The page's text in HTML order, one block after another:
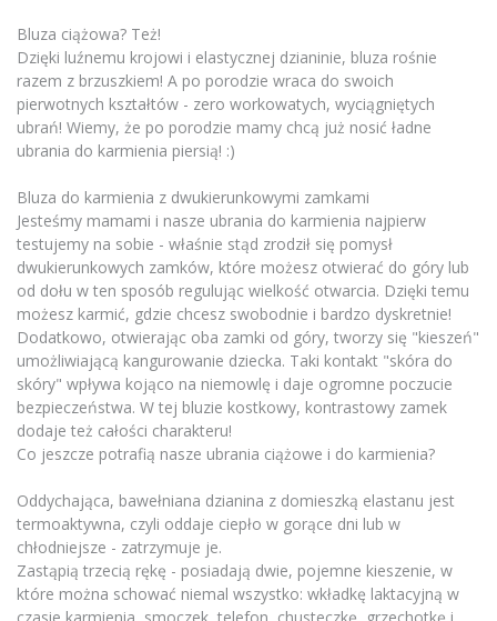
Bluza ciążowa? Też!
Dzięki luźnemu krojowi i elastycznej dzianinie, bluza rośnie
razem z brzuszkiem! A po porodzie wraca do swoich
pierwotnych kształtów - zero workowatych, wyciągniętych
ubrań! Wiemy, że po porodzie mamy chcą już nosić ładne
ubrania do karmienia piersią! :)
Bluza do karmienia z dwukierunkowymi zamkami
Jesteśmy mamami i nasze ubrania do karmienia najpierw
testujemy na sobie - właśnie stąd zrodził się pomysł
dwukierunkowych zamków, które możesz otwierać do góry lub
od dołu w ten sposób regulując wielkość otwarcia. Dzięki temu
możesz karmić, gdzie chcesz swobodnie i bardzo dyskretnie!
Dodatkowo, otwierając oba zamki od góry, tworzy się "kieszeń"
umożliwiającą kangurowanie dziecka. Taki kontakt "skóra do
skóry" wpływa kojąco na niemowlę i daje ogromne poczucie
bezpieczeństwa. W tej bluzie kostkowy, kontrastowy zamek
dodaje też całości charakteru!
Co jeszcze potrafią nasze ubrania ciążowe i do karmienia?
Oddychająca, bawełniana dzianina z domieszką elastanu jest
termoaktywna, czyli oddaje ciepło w gorące dni lub w
chłodniejsze - zatrzymuje je.
Zastąpią trzecią rękę - posiadają dwie, pojemne kieszenie, w
które można schować niemal wszystko: wkładkę laktacyjną w